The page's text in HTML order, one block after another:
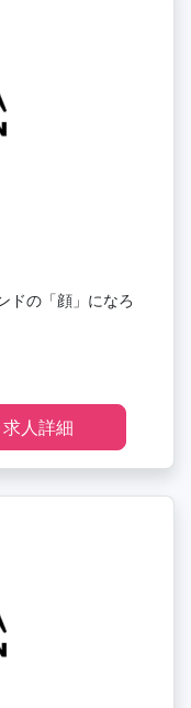
ドの「顔」になろ
求人詳細